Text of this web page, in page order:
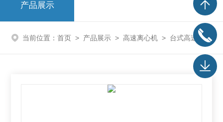
产品展示
当前位置： 首页 > 产品展示 > 高速离心机 > 台式高速冷冻离心机